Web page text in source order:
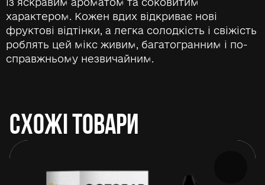
характером. Кожен вдих відкриває нові
фруктові відтінки, а легка солодкість і свіжість
роблять цей мікс живим, багатогранним і по-
справжньому незвичайним.
СХОЖІ ТОВАРИ